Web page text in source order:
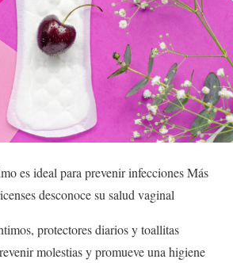
es ideal para prevenir infecciones Más
desconoce su salud vaginal
protectores diarios y toallitas
molestias y promueve una higiene